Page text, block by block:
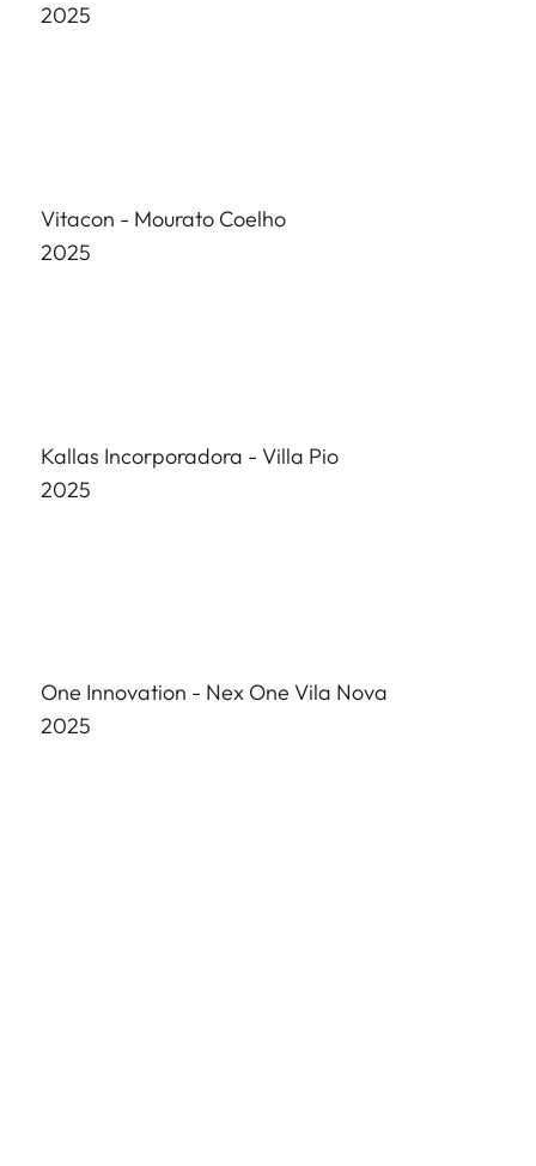
2025
Vitacon - Mourato Coelho
2025
Kallas Incorporadora - Villa Pio
2025
One Innovation - Nex One Vila Nova
2025